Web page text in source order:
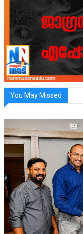
You May Missed